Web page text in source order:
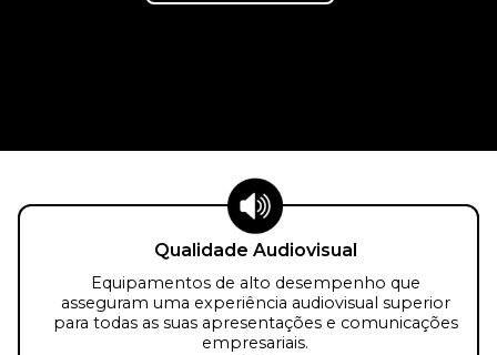
Qualidade Audiovisual
Equipamentos de alto desempenho que
asseguram uma experiência audiovisual superior
para todas as suas apresentações e comunicações
empresariais.